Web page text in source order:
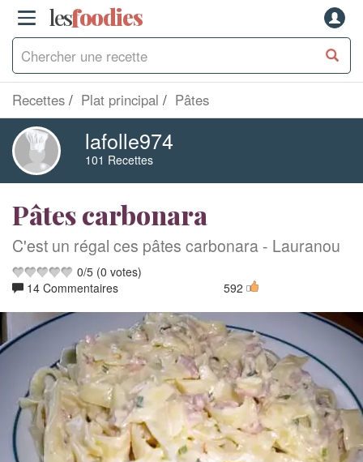
lesfoodies
Recettes Plat principal Pâtes
lafolle974
101 Recettes
Pâtes carbonara
C'est un régal ces pâtes carbonara - Lauranou
0/5 (0 votes)
14 Commentaires
592